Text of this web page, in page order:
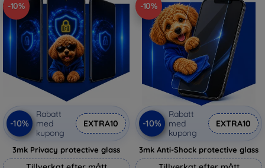
-10%
-10%
Rabatt
med
kupong
EXTRA10
3mk Privacy protective glass
-10%
-10%
Rabatt
med
kupong
EXTRA10
3mk Anti-Shock protective glass